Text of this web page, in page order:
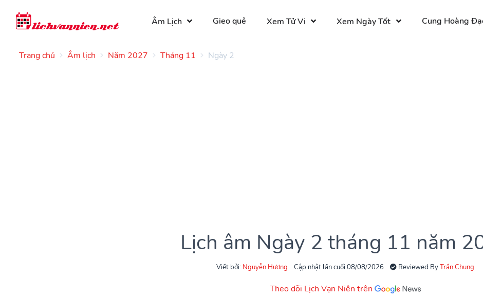
Âm Lịch Gieo quẻ Xem Tử Vi Xem Ngày Tốt Cung Hoàng
Trang chủ Âm lịch Năm 2027 Tháng 11 Ngày 2
Lịch âm Ngày 2 tháng 11 năm
Viết bởi: Nguyễn Hương Cập nhật lần cuối 08/08/2026 Reviewed ByTrần Chung
Theo dõi Lịch Vạn Niên trên